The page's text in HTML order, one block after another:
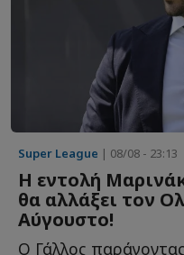
Super League | 08/08 - 23:13
Η εντολή
θα αλλάξει τον
Αύγουστο!
Ο Γάλλος παράγοντας